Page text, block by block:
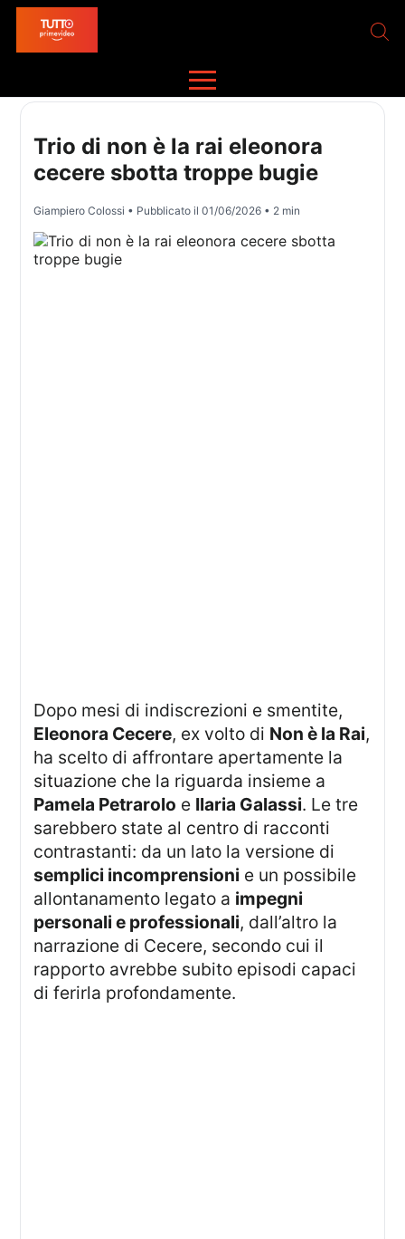
Trio di non è la rai eleonora
cecere sbotta troppe bugie
Giampiero Colossi • Pubblicato il01/06/2026 • 2 min
Dopo mesi di indiscrezioni e smentite,
Eleonora Cecere, ex volto di Non è la Rai,
ha scelto di affrontare apertamente la
situazione che la riguarda insieme a
Pamela Petrarolo e Ilaria Galassi. Le tre
sarebbero state al centro di racconti
contrastanti: da un lato la versione di
semplici incomprensioni e un possibile
allontanamento legato a impegni
personali e professionali, dall’altro la
narrazione di Cecere, secondo cui il
rapporto avrebbe subito episodi capaci
di ferirla profondamente.